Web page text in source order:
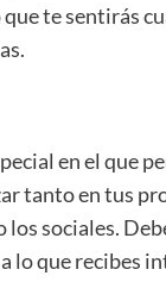
te sentirás
en el que
tanto en tus
los sociales.
lo que recibes